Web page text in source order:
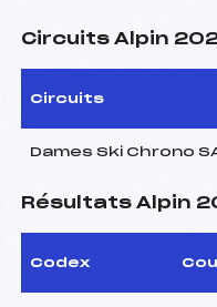
Circuits Alpin
Circuits
Dames Ski Chrono
Résultats Alpin
Codex